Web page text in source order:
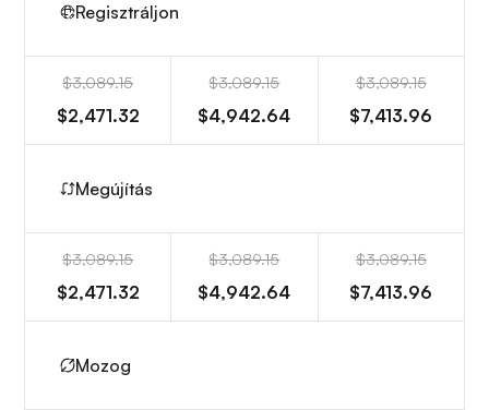
Regisztráljon
$3,089.15
$2,471.32
$3,089.15
$4,942.64
$3,089.15
$7,413.96
Megújítás
$3,089.15
$2,471.32
$3,089.15
$4,942.64
$3,089.15
$7,413.96
Mozog